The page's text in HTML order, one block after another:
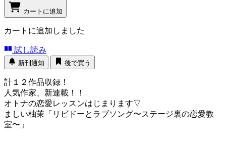
カートに追加
カートに追加しました
試し読み
新刊通知 後で買う
計１２作品収録！
人気作家、新連載！！
オトナの恋愛レッスンはじまります▽
ましい柚茉「リビドーとラブソング〜ステージ裏の恋愛教
室〜」